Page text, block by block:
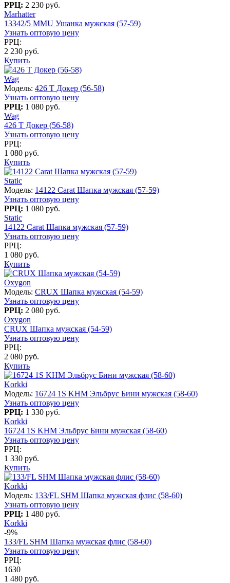
РРЦ: 2 230 руб.
Marhatter
13342/5 MMU Ушанка мужская (57-59)
Узнать оптовую цену
РРЦ:
2 230 руб.
Купить
Wag
Модель: 426 T Докер (56-58)
Узнать оптовую цену
РРЦ: 1 080 руб.
Wag
426 T Докер (56-58)
Узнать оптовую цену
РРЦ:
1 080 руб.
Купить
Static
Модель: 14122 Carat Шапка мужская (57-59)
Узнать оптовую цену
РРЦ: 1 080 руб.
Static
14122 Carat Шапка мужская (57-59)
Узнать оптовую цену
РРЦ:
1 080 руб.
Купить
Oxygon
Модель: CRUX Шапка мужская (54-59)
Узнать оптовую цену
РРЦ: 2 080 руб.
Oxygon
CRUX Шапка мужская (54-59)
Узнать оптовую цену
РРЦ:
2 080 руб.
Купить
Korkki
Модель: 16724 1S KHM Эльбрус Бини мужская (58-60)
Узнать оптовую цену
РРЦ: 1 330 руб.
Korkki
16724 1S KHM Эльбрус Бини мужская (58-60)
Узнать оптовую цену
РРЦ:
1 330 руб.
Купить
Korkki
Модель: 133/FL SHM Шапка мужская флис (58-60)
Узнать оптовую цену
РРЦ: 1 480 руб.
Korkki
-9%
133/FL SHM Шапка мужская флис (58-60)
Узнать оптовую цену
РРЦ:
1630
1 480 руб.